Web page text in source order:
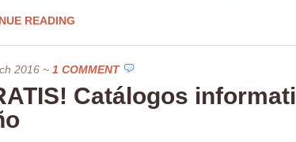
READING
2016 ~ 1 COMMENT
Catálogos